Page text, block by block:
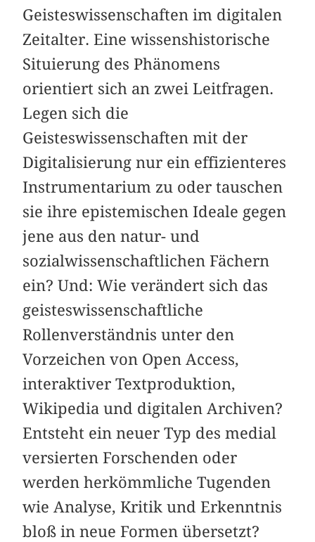
Geisteswissenschaften im digitalen
Zeitalter. Eine wissenshistorische
Situierung des Phänomens
orientiert sich an zwei Leitfragen.
Legen sich die
Geisteswissenschaften mit der
Digitalisierung nur ein effizienteres
Instrumentarium zu oder tauschen
sie ihre epistemischen Ideale gegen
jene aus den natur- und
sozialwissenschaftlichen Fächern
ein? Und: Wie verändert sich das
geisteswissenschaftliche
Rollenverständnis unter den
Vorzeichen von Open Access,
interaktiver Textproduktion,
Wikipedia und digitalen Archiven?
Entsteht ein neuer Typ des medial
versierten Forschenden oder
werden herkömmliche Tugenden
wie Analyse, Kritik und Erkenntnis
bloß in neue Formen übersetzt?